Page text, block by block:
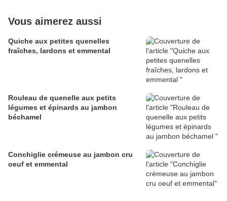
Vous aimerez aussi
Quiche aux petites quenelles
fraîches, lardons et emmental
Rouleau de quenelle aux petits
légumes et épinards au jambon
béchamel
Conchiglie crémeuse au jambon cru
oeuf et emmental